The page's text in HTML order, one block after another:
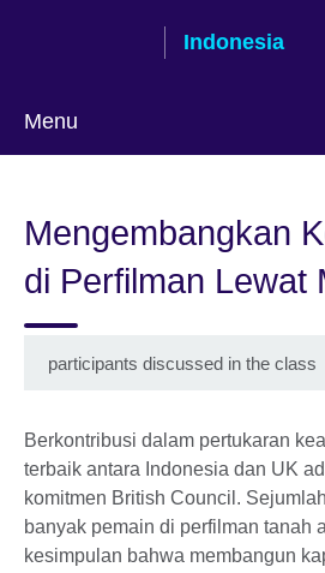
Indonesia
Menu
Mengembangkan
di Perfilman Lewat
participants discussed in the class
Berkontribusi dalam pertukaran
terbaik antara Indonesia dan UK
komitmen British Council.
banyak pemain di perfilman tanah
kesimpulan bahwa membangun